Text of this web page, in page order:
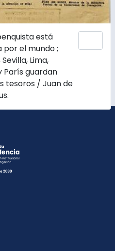
está
el mundo ;
Lima,
París guardan
tesoros / Juan de